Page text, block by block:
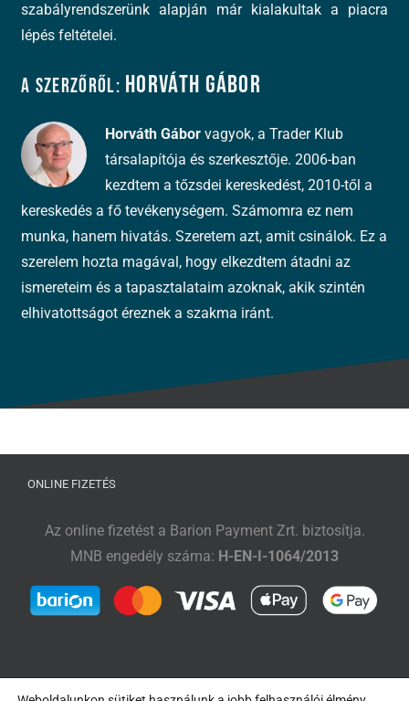
szabályrendszerünk alapján már kialakultak a piacra
lépés feltételei.
A szerzőről: Horváth Gábor
Horváth Gábor vagyok, a Trader Klub
társalapítója és szerkesztője. 2006-ban
kezdtem a tőzsdei kereskedést, 2010-től a
kereskedés a fő tevékenységem. Számomra ez nem
munka, hanem hivatás. Szeretem azt, amit csinálok. Ez a
szerelem hozta magával, hogy elkezdtem átadni az
ismereteim és a tapasztalataim azoknak, akik szintén
elhivatottságot éreznek a szakma iránt.
ONLINE FIZETÉS
Az online fizetést a Barion Payment Zrt. biztosítja.
MNB engedély száma: H-EN-I-1064/2013